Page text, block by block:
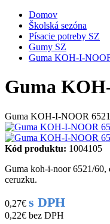
Domov
Školská sezóna
Písacie potreby SZ
Gumy SZ
Guma KOH-I-
Guma
Guma KOH-I-NOOR
Kód produktu: 1004105
Guma koh-i-noor 6521/60,
ceruzku.
0,27€ s DPH
0,22€ bez DPH